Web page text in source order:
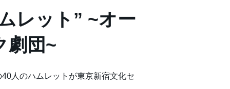
レット” ~オー
劇団~
人のハムレットが東京新宿文化セ